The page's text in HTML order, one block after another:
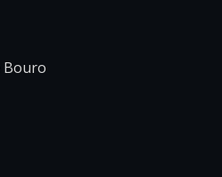
Bouro